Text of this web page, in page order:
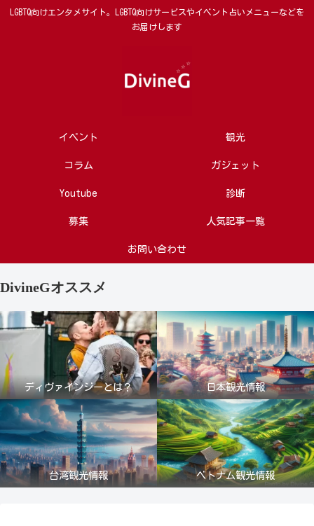
LGBTQ向けエンタメサイト。LGBTQ向けサービスやイベント占いメニューなどを
お届けします
イベント 観光
コラム ガジェット
Youtube 診断
募集 人気記事一覧
お問い合わせ
DivineGオススメ
ディヴァインジーとは？ 日本観光情報
台湾観光情報 ベトナム観光情報